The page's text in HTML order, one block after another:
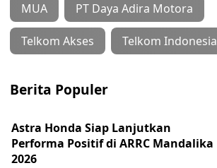
MUA PT Daya Adira Motora
Telkom Akses Telkom Indonesia
Berita Populer
Astra Honda Siap Lanjutkan
Performa Positif di ARRC Mandalika
2026